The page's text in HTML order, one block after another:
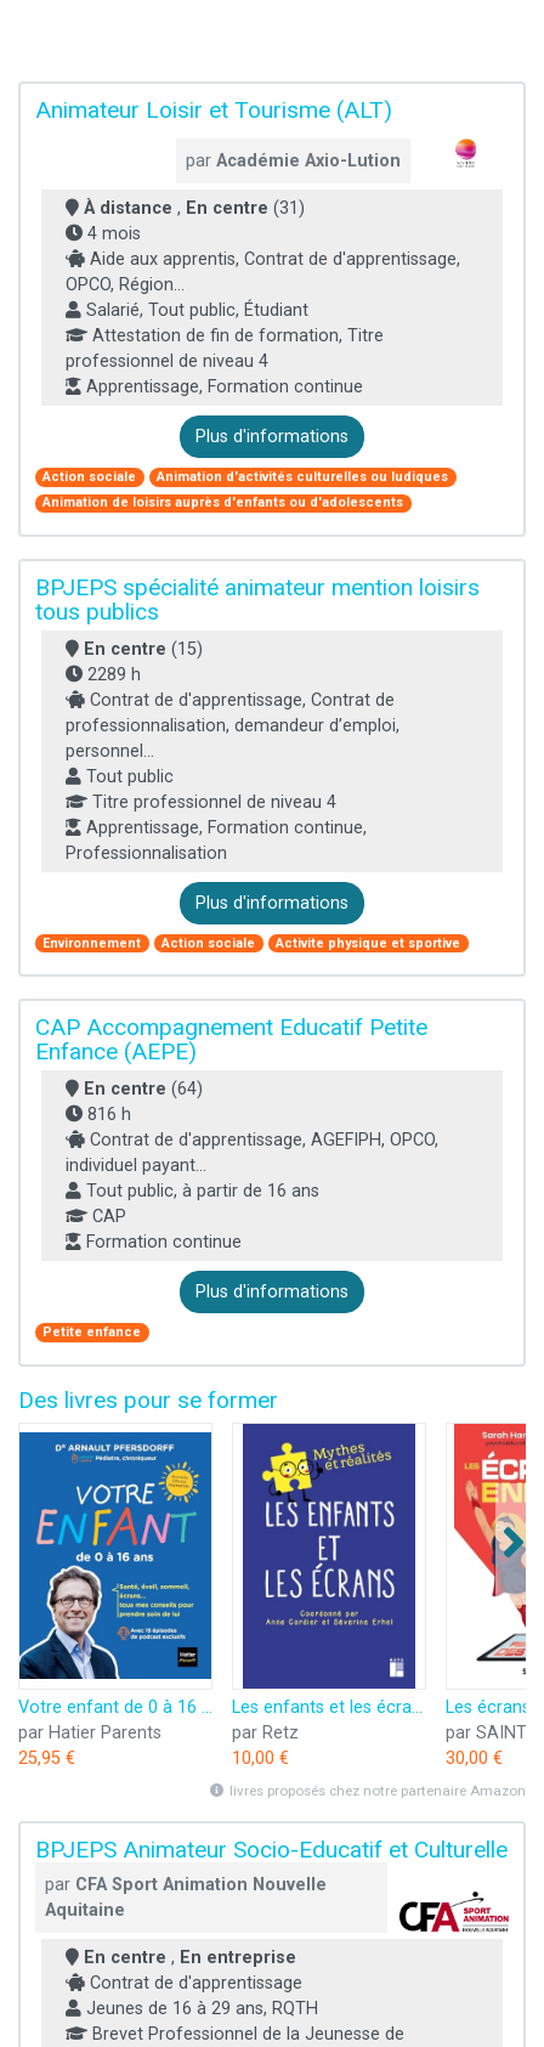
Animateur Loisir et Tourisme (ALT)
parAcadémie Axio-Lution
À distance , En centre (31)
4 mois
Aide aux apprentis, Contrat de d'apprentissage,
OPCO, Région...
Salarié, Tout public, Étudiant
Attestation de fin de formation, Titre
professionnel de niveau 4
Apprentissage, Formation continue
Plus d'informations
Action sociale
Animation d'activités culturelles ou ludiques
Animation de loisirs auprès d'enfants ou d'adolescents
BPJEPS spécialité animateur mention loisirs
tous publics
En centre (15)
2289 h
Contrat de d'apprentissage, Contrat de
professionnalisation, demandeur d’emploi,
personnel...
Tout public
Titre professionnel de niveau 4
Apprentissage, Formation continue,
Professionnalisation
Plus d'informations
Environnement Action sociale Activite physique et sportive
CAP Accompagnement Educatif Petite
Enfance (AEPE)
En centre (64)
816 h
Contrat de d'apprentissage, AGEFIPH, OPCO,
individuel payant...
Tout public, à partir de 16 ans
CAP
Formation continue
Plus d'informations
Petite enfance
Des livres pour se former
Votre enfant de 0 à 16 ans: Développement, scolarité, santé, sexualité, écrans : tous mes conseils pour suivre son évolution
par Hatier Parents
25,95 €
Les enfants et les écrans
par Retz
10,00 €
par SAINT
30,00 €
livres proposés chez notre partenaire Amazon
BPJEPS Animateur Socio-Educatif et Culturelle
par CFA Sport Animation Nouvelle
Aquitaine
En centre , En entreprise
Contrat de d'apprentissage
Jeunes de 16 à 29 ans, RQTH
Brevet Professionnel de la Jeunesse de